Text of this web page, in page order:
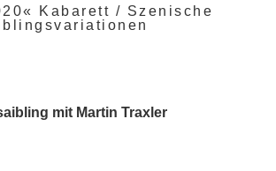
Kabarett / Szenische
mit Martin Traxler